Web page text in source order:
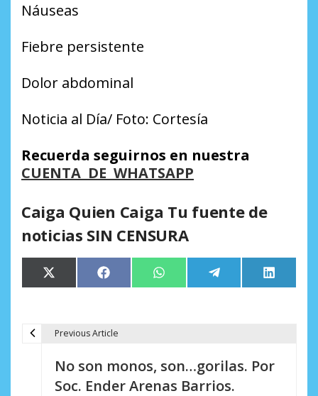
Náuseas
Fiebre persistente
Dolor abdominal
Noticia al Día/ Foto: Cortesía
Recuerda seguirnos en nuestra
CUENTA DE WHATSAPP
Caiga Quien Caiga Tu fuente de
noticias SIN CENSURA
Compartir
en
X
(Twitter)
Compartir
en
Facebook Compartir
en
WhatsApp Compartir
en
Telegram
en
LinkedIn
Previous Article
No son monos, son…gorilas. Por
Soc. Ender Arenas Barrios.